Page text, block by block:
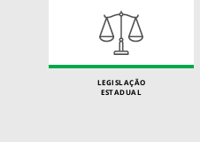
LEGISLAÇÃO
ESTADUAL